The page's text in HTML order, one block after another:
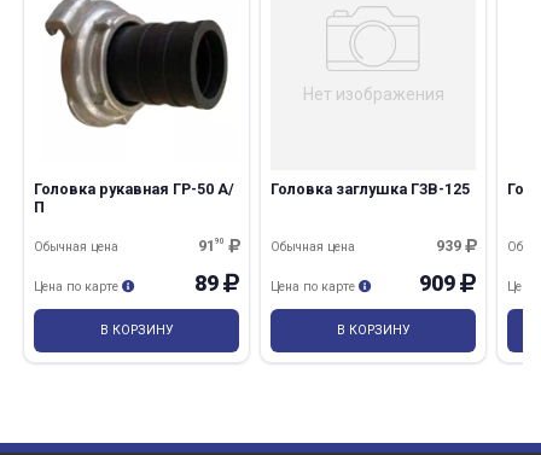
Головка рукавная ГР-50 А/
П
9190
Обычная цена
89
Цена по карте
В КОРЗИНУ
Нет изображения
Головка заглушка ГЗВ-125
939
Обычная цена
909
Цена по карте
В КОРЗИНУ
Цена